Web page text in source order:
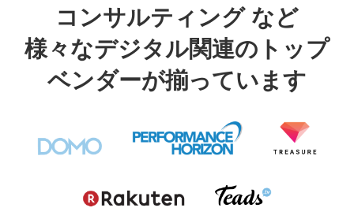
コンサルティング など
様々なデジタル関連のトップ
ベンダーが揃っています